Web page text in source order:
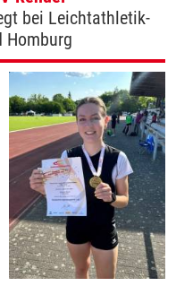
bei Leichtathletik-
Homburg